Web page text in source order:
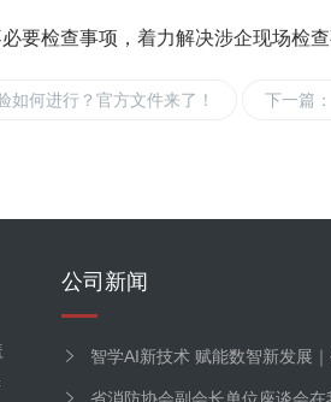
要检查事项，着力解决涉企现场检
如何进行？官方文件来了！ 下一篇
公司新闻
智学AI新技术 赋能数智新发展｜